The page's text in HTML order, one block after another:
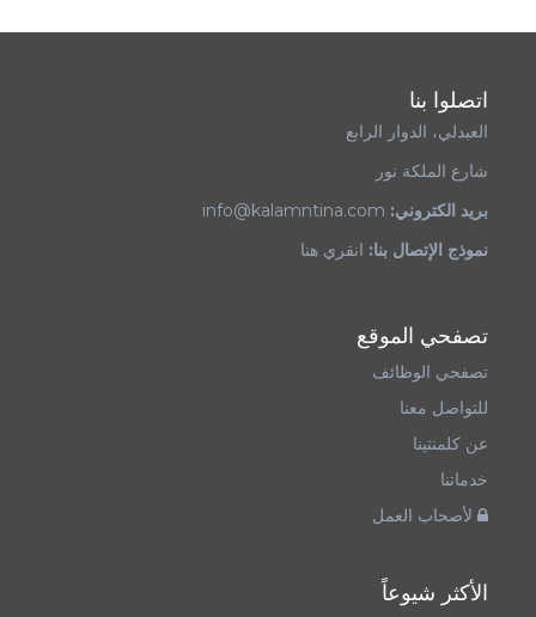
اتصلوا بنا
العبدلي، الدوار الرابع
شارع الملكة نور
بريد الكتروني: info@kalamntina.com
نموذج الإتصال بنا: انقري هنا
تصفحي الموقع
تصفحي الوظائف
للتواصل معنا
عن كلمنتينا
خدماتنا
لأصحاب العمل
الأكثر شيوعاً